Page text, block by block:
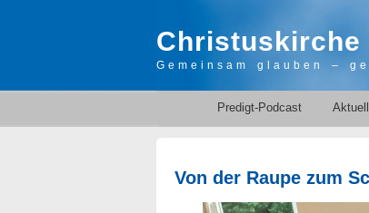
Christuskirche
Gemeinsam glauben –
Predigt-Podcast
Von der Raupe zum